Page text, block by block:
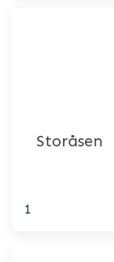
Storåsen
1